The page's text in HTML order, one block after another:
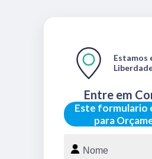
Este formulario
para
Entre em
Estamos